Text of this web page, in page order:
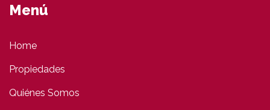
Menú
Home
Propiedades
Quiénes Somos